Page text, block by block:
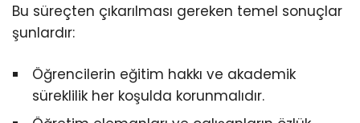
Bu süreçten çıkarılması gereken temel sonuçlar
şunlardır:
Öğrencilerin eğitim hakkı ve akademik
süreklilik her koşulda korunmalıdır.